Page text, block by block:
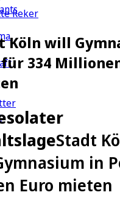
Reker
Köln will
334
Stadt
in
Euro mieten